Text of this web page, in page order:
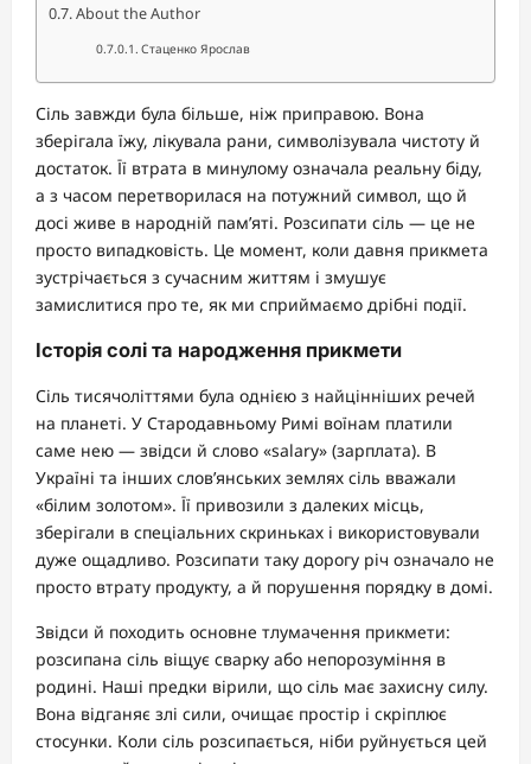
About the Author
Стаценко Ярослав
Сіль завжди була більше, ніж приправою. Вона
зберігала їжу, лікувала рани, символізувала чистоту й
достаток. Її втрата в минулому означала реальну біду,
а з часом перетворилася на потужний символ, що й
досі живе в народній пам’яті. Розсипати сіль — це не
просто випадковість. Це момент, коли давня прикмета
зустрічається з сучасним життям і змушує
замислитися про те, як ми сприймаємо дрібні події.
Історія солі та народження прикмети
Сіль тисячоліттями була однією з найцінніших речей
на планеті. У Стародавньому Римі воїнам платили
саме нею — звідси й слово «salary» (зарплата). В
Україні та інших слов’янських землях сіль вважали
«білим золотом». Її привозили з далеких місць,
зберігали в спеціальних скриньках і використовували
дуже ощадливо. Розсипати таку дорогу річ означало не
просто втрату продукту, а й порушення порядку в домі.
Звідси й походить основне тлумачення прикмети:
розсипана сіль віщує сварку або непорозуміння в
родині. Наші предки вірили, що сіль має захисну силу.
Вона відганяє злі сили, очищає простір і скріплює
стосунки. Коли сіль розсипається, ніби руйнується цей